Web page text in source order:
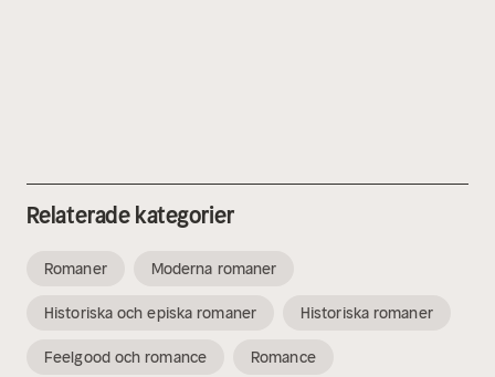
Relaterade kategorier
Romaner Moderna romaner
Historiska och episka romaner Historiska romaner
Feelgood och romance Romance